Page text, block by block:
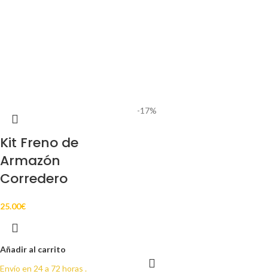
Kit Freno de
Armazón
Corredero
25.00€
Añadir al carrito
Envío en 24 a 72 horas .
-17%